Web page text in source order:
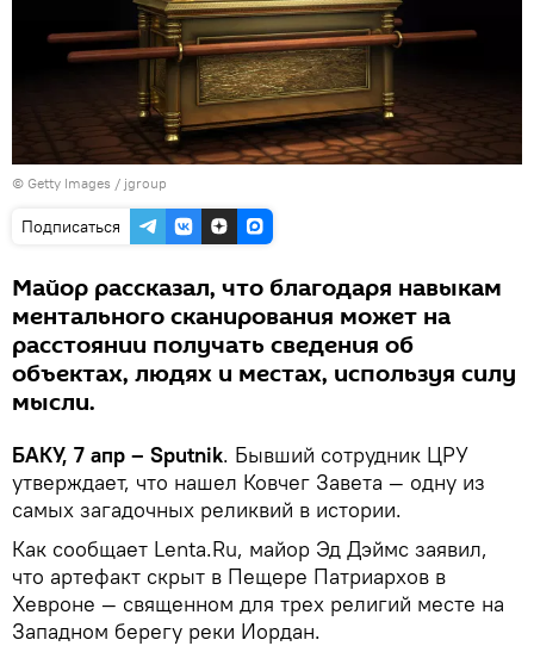
© Getty Images / jgroup
Подписаться
Майор рассказал, что благодаря навыкам
ментального сканирования может на
расстоянии получать сведения об
объектах, людях и местах, используя силу
мысли.
БАКУ, 7 апр – Sputnik. Бывший сотрудник ЦРУ
утверждает, что нашел Ковчег Завета — одну из
самых загадочных реликвий в истории.
Как сообщает Lenta.Ru, майор Эд Дэймс заявил,
что артефакт скрыт в Пещере Патриархов в
Хевроне — священном для трех религий месте на
Западном берегу реки Иордан.